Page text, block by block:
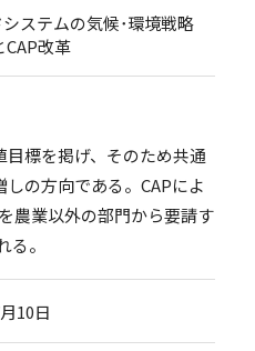
ステムの気候･環境戦略
CAP改革
目標を掲げ、そのため共通
の方向である。CAPによ
農業以外の部門から要請す
。
10日